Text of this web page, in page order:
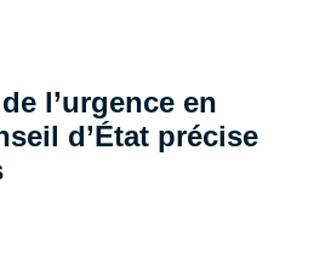
l’urgence en
d’État précise